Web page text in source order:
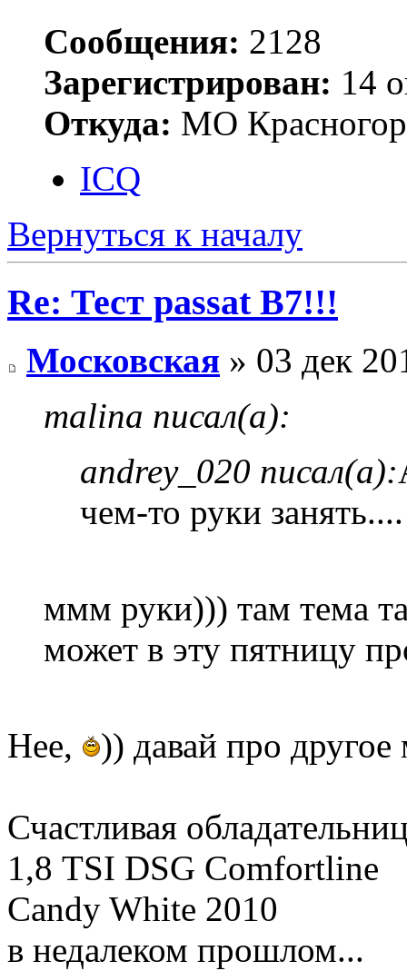
Сообщения: 2128
Зарегистрирован: 14
Откуда: МО
ICQ
Вернуться к началу
Re: Тест passat B7!!!
Московская » 03 дек
malina писал(а):
andrey_020 писал(а):
чем-то руки занять....
ммм руки))) там тема
может в эту пятницу
Нее, )) давай про
Счастливая
1,8 TSI DSG Comfortline
Candy White 2010
в недалеком прошлом...